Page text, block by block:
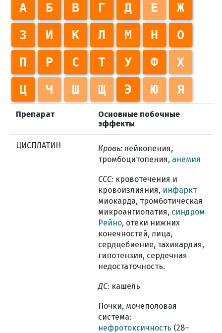
А Б В Г Д Е
Ж
З
И К Л М Н
О
П
Р С Т У Ф
Х
Ц
Ч Ш Щ Э Ю Я
Препарат
Основные побочные
эффекты
ЦИСПЛАТИН Кровь: лейкопения,
тромбоцитопения, анемия
ССС: кровотечения и
кровоизлияния, инфаркт
миокарда, тромботическая
микроангиопатия, синдром
Рейно, отеки нижних
конечностей, лица,
сердцебиение, тахикардия,
гипотензия, сердечная
недостаточность.
ДС: кашель
Почки, мочеполовая
система:
нефротоксичность (28–